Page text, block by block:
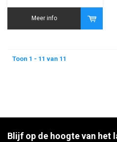
Meer info
Toon 1 - 11 van 11
Blijf op de hoogte van het